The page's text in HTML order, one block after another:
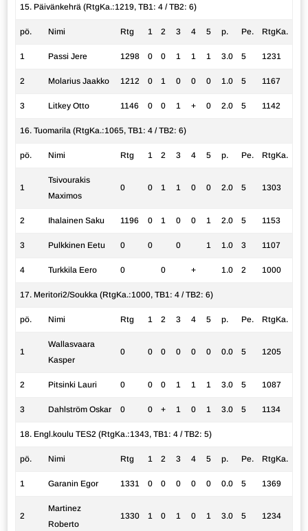
15. Päivänkehrä (RtgKa.:1219, TB1: 4 / TB2: 6)
pö. Nimi Rtg 1 2 3 4 5 p. Pe. RtgKa.
1 Passi Jere 1298 0 0 1 1 1 3.0 5 1231
2 Molarius Jaakko 1212 0 1 0 0 0 1.0 5 1167
3 Litkey Otto 1146 0 0 1 + 0 2.0 5 1142
16. Tuomarila (RtgKa.:1065, TB1: 4 / TB2: 6)
pö. Nimi Rtg 1 2 3 4 5 p. Pe. RtgKa.
1
Tsivourakis
Maximos
0 0 1 1 0 0 2.0 5 1303
2 Ihalainen Saku 1196 0 1 0 0 1 2.0 5 1153
3 Pulkkinen Eetu 0 0 0 1 1.0 3 1107
4 Turkkila Eero 0 0 + 1.0 2 1000
17. Meritori2/Soukka (RtgKa.:1000, TB1: 4 / TB2: 6)
pö. Nimi Rtg 1 2 3 4 5 p. Pe. RtgKa.
1
Wallasvaara
Kasper
0 0 0 0 0 0 0.0 5 1205
2 Pitsinki Lauri 0 0 0 1 1 1 3.0 5 1087
3 Dahlström Oskar 0 0 + 1 0 1 3.0 5 1134
18. Engl.koulu TES2 (RtgKa.:1343, TB1: 4 / TB2: 5)
pö. Nimi Rtg 1 2 3 4 5 p. Pe. RtgKa.
1 Garanin Egor 1331 0 0 0 0 0 0.0 5 1369
2
Martinez
Roberto
1330 1 0 1 0 1 3.0 5 1234